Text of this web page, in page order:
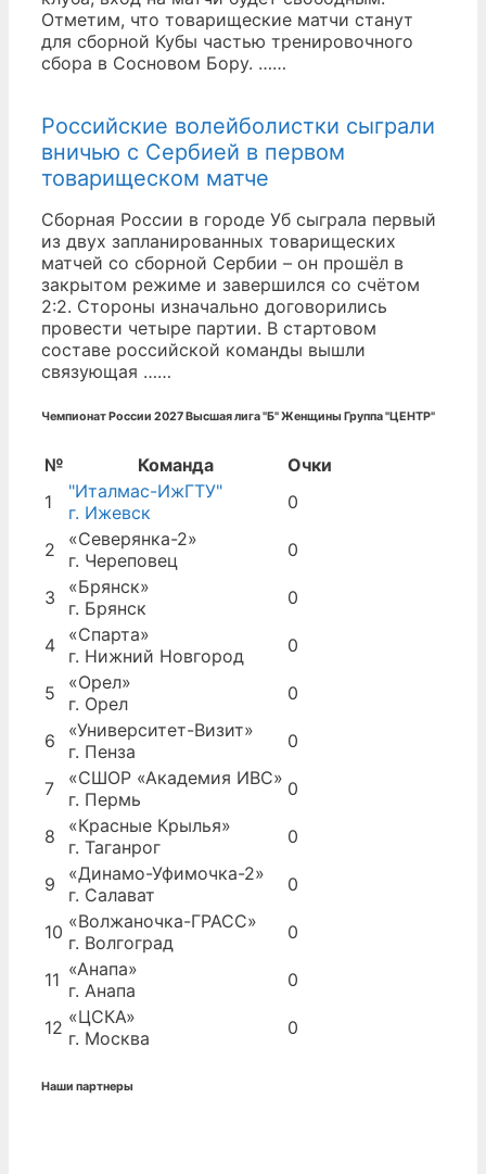
Отметим, что товарищеские матчи станут
для сборной Кубы частью тренировочного
сбора в Сосновом Бору. ……
Российские волейболистки сыграли
вничью с Сербией в первом
товарищеском матче
Сборная России в городе Уб сыграла первый
из двух запланированных товарищеских
матчей со сборной Сербии – он прошёл в
закрытом режиме и завершился со счётом
2:2. Стороны изначально договорились
провести четыре партии. В стартовом
составе российской команды вышли
связующая ……
Чемпионат России 2027 Высшая лига "Б" Женщины Группа "ЦЕНТР"
№ Команда
Очки
1
"Италмас-ИжГТУ"
г. Ижевск
0
2
«Северянка-2»
г. Череповец
0
3
«Брянск»
г. Брянск
0
4
«Спарта»
г. Нижний Новгород
0
5
«Орел»
г. Орел
0
6
«Университет-Визит»
г. Пенза
0
7
«СШОР «Академия ИВС»
г. Пермь
0
8
«Красные Крылья»
г. Таганрог
0
9
«Динамо-Уфимочка-2»
г. Салават
0
10 «Волжаночка-ГРАСС»
г. Волгоград
0
11 «Анапа»
г. Анапа
0
12 «ЦСКА»
г. Москва
0
Наши партнеры